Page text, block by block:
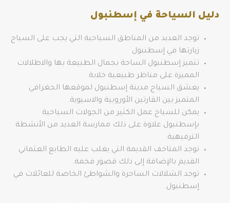
دليل السياحة في إسطنبول
توجد العديد من المناطق السياحية التي يجب على السياح
زيارتها في إسطنبول
تتميز إسطنبول الساحة بجمال الطبيعة بها والاطلالات
المميزة على مناظر طبيعية خلابة.
يعشق السياح مدينة إسطنبول لموقعها الجغرافي
المتميز بين القارتين الأوروبية والاسيوية.
يمكن للسياح عمل الكثير من الجولات السياحية
بإسطنبول علاوة على ذلك ممارسة العديد من الأنشطة
الترفيهية.
توجد المتاحف القديمة التي يغلب عليه الطابع العثماني
القديم بالإضافة إلى ذلك قصور فخمة.
توجد الشلالات الساحرة والشواطئ الخاصة للعائلات في
إسطنبول.